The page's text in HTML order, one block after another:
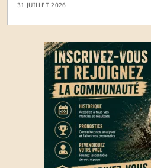
31 JUILLET 2026